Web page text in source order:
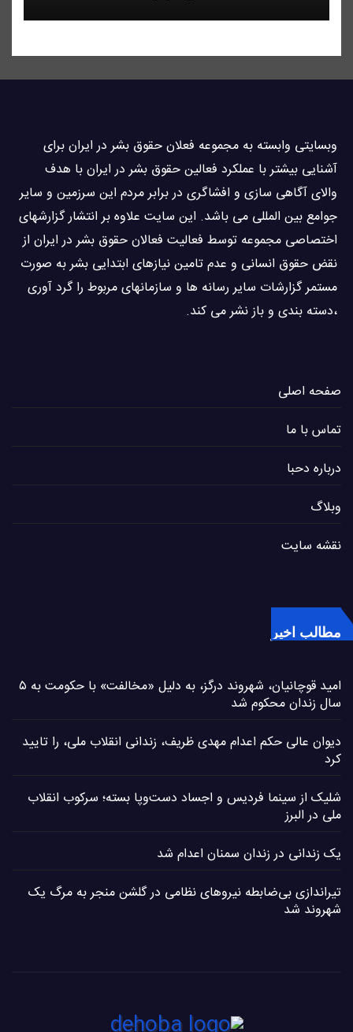
وبسايتى وابسته به مجموعه فعلان حقوق بشر در ایران برای
آشنایی بيشتر با عملکرد فعالین حقوق بشر در ایران با هدف
والاى آگاهى سازی و افشاگرى در برابر مردم این سرزمین و ساير
جوامع بین المللى می باشد. این سایت علاوه بر انتشار گزارشهای
اختصاصی مجموعه توسط فعاليت فعالان حقوق بشر در ایران از
نقض حقوق انسانی و عدم تامین نیازهای ابتدایی بشر به صورت
مستمر گزارشات سایر رسانه ها و سازمانهای مربوط را گرد آوری
،دسته بندی و باز نشر می كند.
صفحه اصلی
تماس با ما
درباره دحبا
وبلاگ
نقشه سایت
مطالب اخیر
امید قوچانیان، شهروند درگز، به دلیل «مخالفت» با حکومت به ۵
سال زندان محکوم شد
دیوان عالی حکم اعدام مهدی ظریف، زندانی انقلاب ملی، را تایید
کرد
شلیک از سینما فردیس و اجساد دست‌وپا بسته؛ سرکوب انقلاب
ملی در البرز
یک زندانی در زندان سمنان اعدام شد
تیراندازی بی‌ضابطه نیروهای نظامی در گلشن منجر به مرگ یک
شهروند شد